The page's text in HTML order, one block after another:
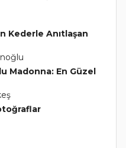
Kederle Anıtlaşan
Madonna: En Güzel